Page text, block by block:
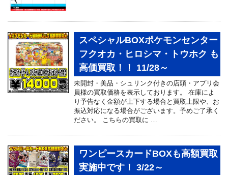
スペシャルBOXポケモンセンター
フクオカ・ヒロシマ・トウホク も
高価買取！！ 11/28～
未開封・美品・シュリンク付きの店頭・アプリ会
員様の買取価格を表示しております。 在庫によ
り予告なく金額が上下する場合と買取上限や、お
振込対応になる場合がございます。予めご了承く
ださい。 こちらの買取に …
ワンピースカードBOXも高額買取
実施中です！ 3/22～